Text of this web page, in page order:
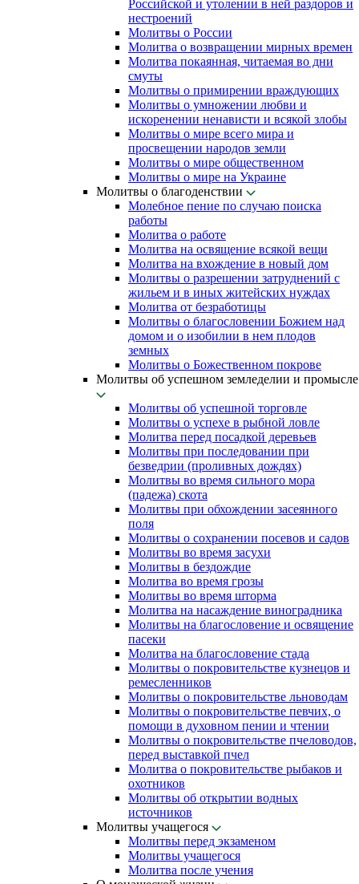
Российской и утолении в ней раздоров и
нестроений
Молитвы о России
Молитва о возвращении мирных времен
Молитва покаянная, читаемая во дни
смуты
Молитвы о примирении враждующих
Молитвы о умножении любви и
искоренении ненависти и всякой злобы
Молитвы о мире всего мира и
просвещении народов земли
Молитвы о мире общественном
Молитвы о мире на Украине
Молитвы о благоденствии
Молебное пение по случаю поиска
работы
Молитва о работе
Молитва на освящение всякой вещи
Молитва на вхождение в новый дом
Молитвы о разрешении затруднений с
жильем и в иных житейских нуждах
Молитва от безработицы
Молитвы о благословении Божием над
домом и о изобилии в нем плодов
земных
Молитвы о Божественном покрове
Молитвы об успешном земледелии и промысле
Молитвы об успешной торговле
Молитвы о успехе в рыбной ловле
Молитва перед посадкой деревьев
Молитвы при последовании при
безведрии (проливных дождях)
Молитвы во время сильного мора
(падежа) скота
Молитвы при обхождении засеянного
поля
Молитвы о сохранении посевов и садов
Молитвы во время засухи
Молитвы в бездождие
Молитва во время грозы
Молитвы во время шторма
Молитва на насаждение виноградника
Молитвы на благословение и освящение
пасеки
Молитва на благословение стада
Молитвы о покровительстве кузнецов и
ремесленников
Молитвы о покровительстве льноводам
Молитвы о покровительстве певчих, о
помощи в духовном пении и чтении
Молитвы о покровительстве пчеловодов,
перед выставкой пчел
Молитва о покровительстве рыбаков и
охотников
Молитвы об открытии водных
источников
Молитвы учащегося
Молитвы перед экзаменом
Молитвы учащегося
Молитва после учения